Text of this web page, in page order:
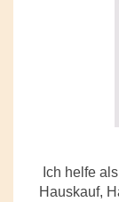
Ich helfe
Hauskauf,